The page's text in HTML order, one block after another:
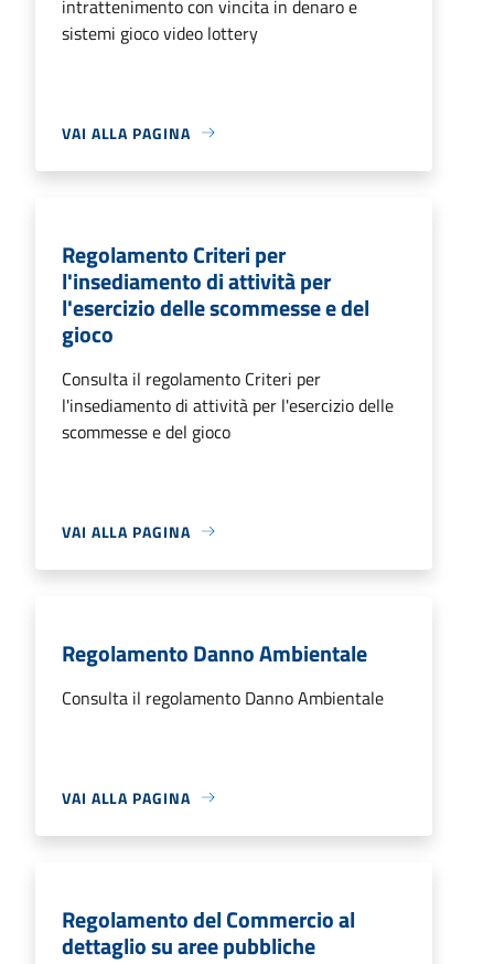
intrattenimento con vincita in denaro e
sistemi gioco video lottery
VAI ALLA PAGINA
Regolamento Criteri per
l'insediamento di attività per
l'esercizio delle scommesse e del
gioco
Consulta il regolamento Criteri per
l'insediamento di attività per l'esercizio delle
scommesse e del gioco
VAI ALLA PAGINA
Regolamento Danno Ambientale
Consulta il regolamento Danno Ambientale
VAI ALLA PAGINA
Regolamento del Commercio al
dettaglio su aree pubbliche